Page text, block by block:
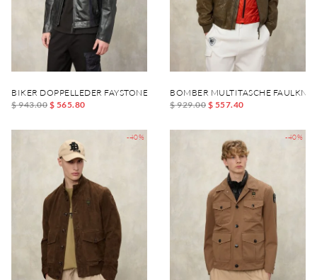
BIKER DOPPELLEDER FAYSTONE
$ 943.00 $ 565.80
BOMBER MULTITASCHE
$ 929.00 $ 557.40
-40% -40%